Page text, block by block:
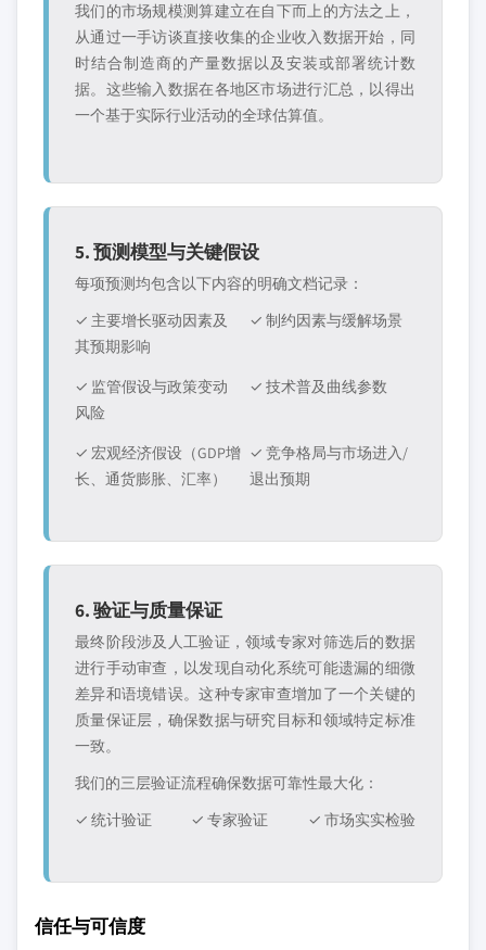
我们的市场规模测算建立在自下而上的方法之上，
从通过一手访谈直接收集的企业收入数据开始，同
时结合制造商的产量数据以及安装或部署统计数
据。这些输入数据在各地区市场进行汇总，以得出
一个基于实际行业活动的全球估算值。
5. 预测模型与关键假设
每项预测均包含以下内容的明确文档记录：
✓ 主要增长驱动因素及
其预期影响
✓ 制约因素与缓解场景
✓ 监管假设与政策变动
风险
✓ 技术普及曲线参数
✓ 宏观经济假设（GDP增
长、通货膨胀、汇率）
✓ 竞争格局与市场进入/
退出预期
6. 验证与质量保证
最终阶段涉及人工验证，领域专家对筛选后的数据
进行手动审查，以发现自动化系统可能遗漏的细微
差异和语境错误。这种专家审查增加了一个关键的
质量保证层，确保数据与研究目标和领域特定标准
一致。
我们的三层验证流程确保数据可靠性最大化：
✓ 统计验证
✓ 专家验证 ✓ 市场实实检验
信任与可信度